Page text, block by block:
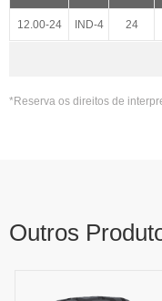
12.00-24 IND-4 24
*Reserva os direitos de
Outros